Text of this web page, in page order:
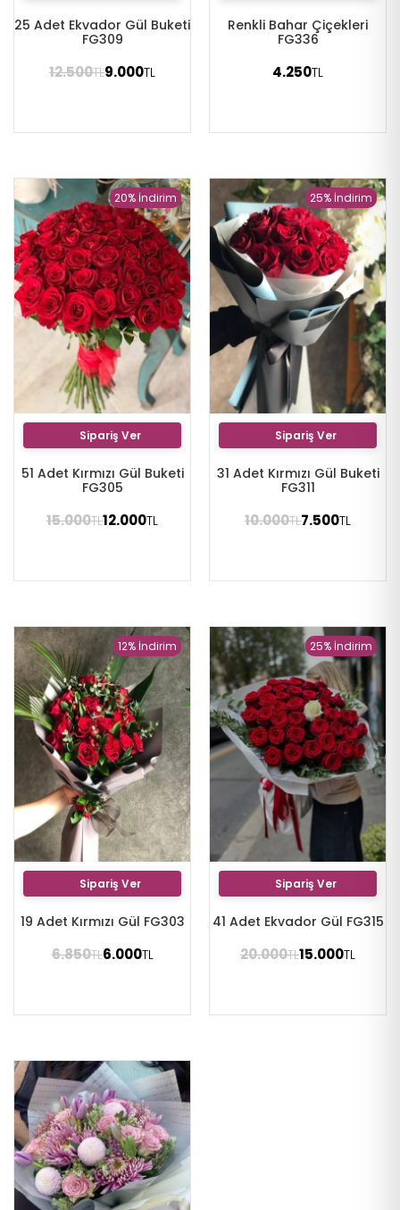
25 Adet Ekvador Gül Buketi
FG309
12.500TL9.000TL
Renkli Bahar Çiçekleri
FG336
4.250TL
20% İndirim
Sipariş Ver
51 Adet Kırmızı Gül Buketi
FG305
15.000TL12.000TL
25% İndirim
Sipariş Ver
31 Adet Kırmızı Gül Buketi
FG311
10.000TL7.500TL
12% İndirim
Sipariş Ver
19 Adet Kırmızı Gül FG303
6.850TL6.000TL
25% İndirim
Sipariş Ver
41 Adet Ekvador Gül FG315
20.000TL15.000TL